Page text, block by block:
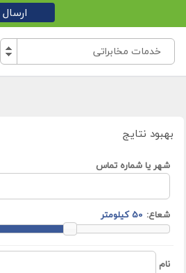
خدمات مخابراتی
بهبود نتایج
شهر یا شماره تماس
شعاع:
نام